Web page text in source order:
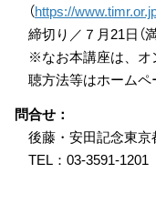
（https://
締切り／７月21日（
※なお本講座は、オ
聴方法等はホームペ
問合せ：
後藤・安田記念東
TEL：03-3591-